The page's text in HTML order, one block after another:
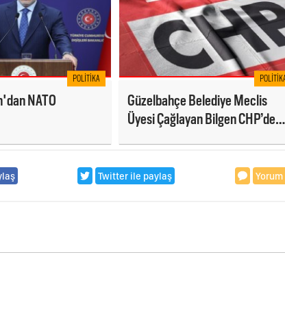
POLITIKA
NATO
Güzelbahçe Belediye Meclis
Üyesi Çağlayan Bilgen CHP’den
Twitter ile paylaş Yorum